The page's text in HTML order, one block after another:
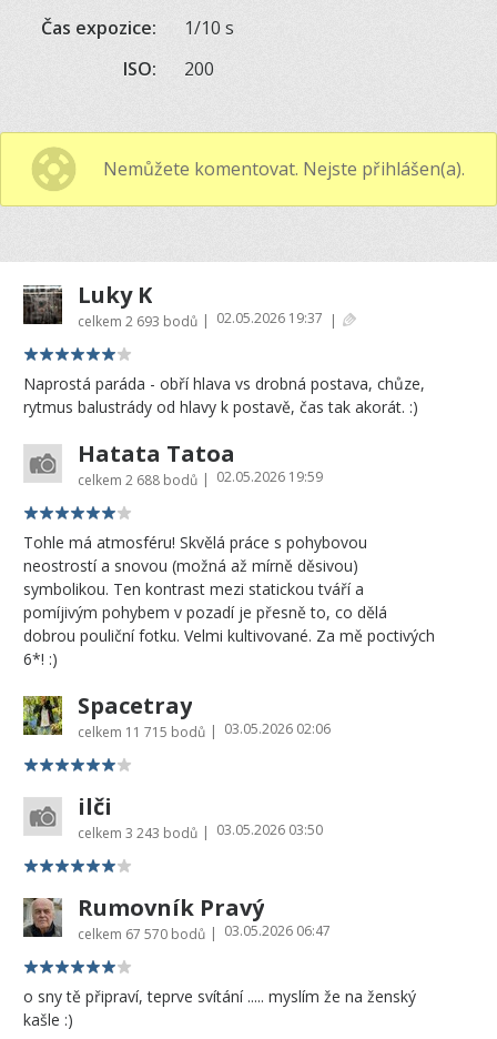
Čas expozice:
1/10 s
ISO:
200
Nemůžete komentovat. Nejste přihlášen(a).
Luky K
celkem 2 693 bodů | 02.05.2026 19:37 |
Naprostá paráda - obří hlava vs drobná postava, chůze,
rytmus balustrády od hlavy k postavě, čas tak akorát. :)
Hatata Tatoa
celkem 2 688 bodů | 02.05.2026 19:59
Tohle má atmosféru! Skvělá práce s pohybovou
neostrostí a snovou (možná až mírně děsivou)
symbolikou. Ten kontrast mezi statickou tváří a
pomíjivým pohybem v pozadí je přesně to, co dělá
dobrou pouliční fotku. Velmi kultivované. Za mě poctivých
6*! :)
Spacetray
celkem 11 715 bodů | 03.05.2026 02:06
ilči
celkem 3 243 bodů | 03.05.2026 03:50
Rumovník Pravý
celkem 67 570 bodů | 03.05.2026 06:47
o sny tě připraví, teprve svítání ..... myslím že na ženský
kašle :)